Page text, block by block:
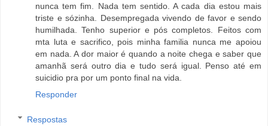
nunca tem fim. Nada tem sentido. A cada dia estou mais
triste e sózinha. Desempregada vivendo de favor e sendo
humilhada. Tenho superior e pós completos. Feitos com
mta luta e sacrifico, pois minha familia nunca me apoiou
em nada. A dor maior é quando a noite chega e saber que
amanhã será outro dia e tudo será igual. Penso até em
suicidio pra por um ponto final na vida.
Responder
Respostas